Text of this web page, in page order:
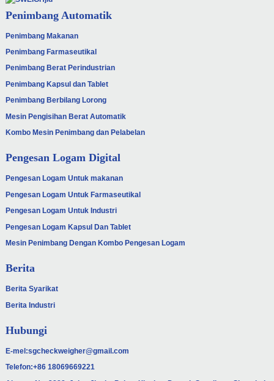
Penimbang Automatik
Penimbang Makanan
Penimbang Farmaseutikal
Penimbang Berat Perindustrian
Penimbang Kapsul dan Tablet
Penimbang Berbilang Lorong
Mesin Pengisihan Berat Automatik
Kombo Mesin Penimbang dan Pelabelan
Pengesan Logam Digital
Pengesan Logam Untuk makanan
Pengesan Logam Untuk Farmaseutikal
Pengesan Logam Untuk Industri
Pengesan Logam Kapsul Dan Tablet
Mesin Penimbang Dengan Kombo Pengesan Logam
Berita
Berita Syarikat
Berita Industri
Hubungi
E-mel:sgcheckweigher@gmail.com
Telefon:+86 18069669221